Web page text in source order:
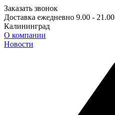
Заказать звонок
Доставка ежедневно 9.00 - 21.00
Калининград
О компании
Новости